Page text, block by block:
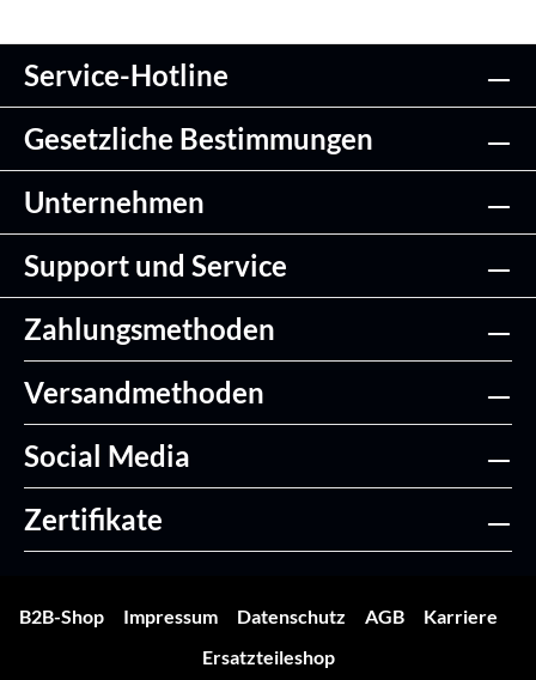
Service-Hotline
Gesetzliche Bestimmungen
Unternehmen
Support und Service
Zahlungsmethoden
Versandmethoden
Social Media
Zertifikate
B2B-Shop Impressum Datenschutz AGB
Karriere
Ersatzteileshop